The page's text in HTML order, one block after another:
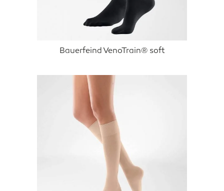
Bauerfeind VenoTrain® soft